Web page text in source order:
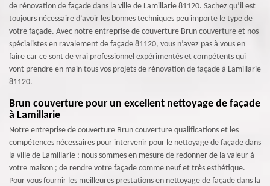
de rénovation de façade dans la ville de Lamillarie 81120. Sachez qu’il est
toujours nécessaire d’avoir les bonnes techniques peu importe le type de
votre façade. Avec notre entreprise de couverture Brun couverture et nos
spécialistes en ravalement de façade 81120, vous n’avez pas à vous en
faire car ce sont de vrai professionnel expérimentés et compétents qui
vont prendre en main tous vos projets de rénovation de façade à Lamillarie
81120.
Brun couverture pour un excellent nettoyage de façade
à Lamillarie
Notre entreprise de couverture Brun couverture qualifications et les
compétences nécessaires pour intervenir pour le nettoyage de façade dans
la ville de Lamillarie ; nous sommes en mesure de redonner de la valeur à
votre maison ; de rendre votre façade comme neuf et très esthétique.
Pour vous fournir les meilleures prestations en nettoyage de façade dans la